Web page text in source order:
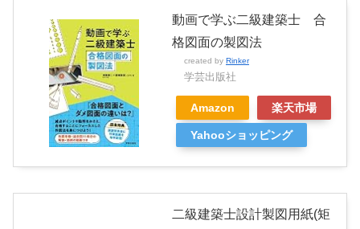
動画で学ぶ二級建築士 合
格図面の製図法
created by Rinker
学芸出版社
Amazon 楽天市場
Yahooショッピング
二級建築士設計製図用紙(矩